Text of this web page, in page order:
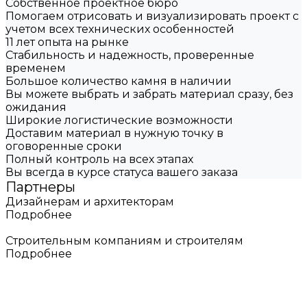
Собственное проектное бюро
Помогаем отрисовать и визуализировать проект с
учетом всех технических особенностей
11 лет опыта на рынке
Стабильность и надежность, проверенные
временем
Большое количество камня в наличии
Вы можете выбрать и забрать материал сразу, без
ожидания
Широкие логистические возможности
Доставим материал в нужную точку в
оговоренные сроки
Полный контроль на всех этапах
Вы всегда в курсе статуса вашего заказа
Партнеры
Дизайнерам и архитекторам
Подробнее
Строительным компаниям и строителям
Подробнее